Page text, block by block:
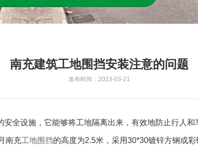
南充建筑工地围挡安装注意的问题
发布时间：2023-03-21
安全设施，它能够将工地隔离出来，有效地防止行人
南充工地围挡的高度为2.5米，采用30*30镀锌方钢或